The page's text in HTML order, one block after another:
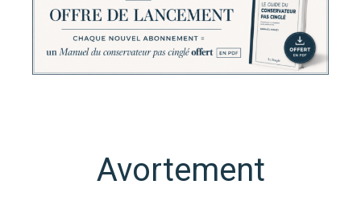
Avortement